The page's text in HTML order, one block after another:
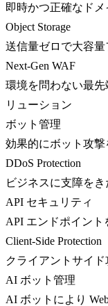
即時かつ正確なドメ
Object Storage
送信量ゼロで大容
Next-Gen WAF
環境を問わない最先
リューション
ボット管理
効果的にボット攻
DDoS Protection
ビジネスに支障を
API セキュリティ
API エンドポイント
Client-Side Protection
クライアントサイ
AI ボット管理
AI ボットにより